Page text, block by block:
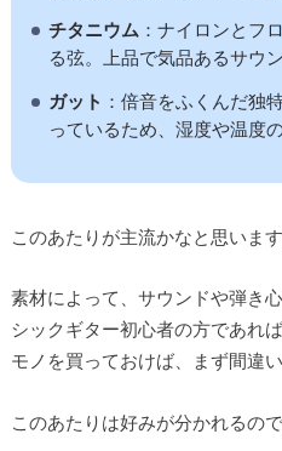
チタニウム ：ナイロンとフ
る弦。上品で気品あるサウ
ガット ：倍音をふくんだ独
っているため、湿度や温度
このあたりが主流かなと思います
素材によって、サウンドや弾き
シックギター初心者の方であれ
モノを買っておけば、まず間違い
このあたりは好みが分かれるの